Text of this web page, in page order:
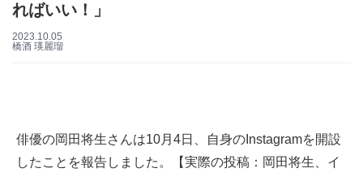
ればいい！」
2023.10.05
橋酒 瑛麗瑠
俳優の岡田将生さんは10月4日、自身のInstagramを開設
したことを報告しました。【実際の投稿：岡田将生、イ